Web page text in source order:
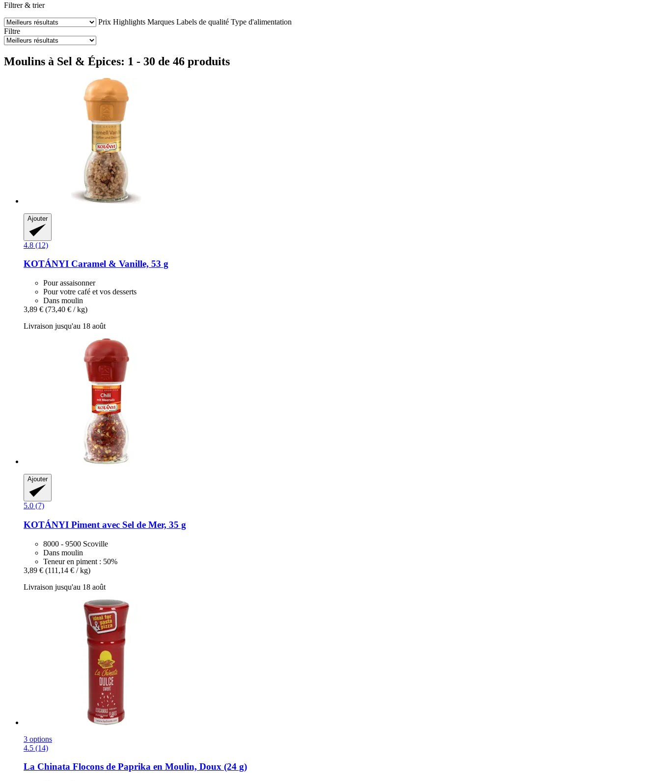
Filtrer & trier
Prix Highlights Marques Labels de qualité Type d'alimentation
Filtre
Moulins à Sel & Épices: 1 - 30 de 46 produits
Ajouter
4.8 (12)
KOTÁNYI Caramel & Vanille, 53 g
Pour assaisonner
Pour votre café et vos desserts
Dans moulin
3,89 € (73,40 € / kg)
Livraison jusqu'au 18 août
Ajouter
5.0 (7)
KOTÁNYI Piment avec Sel de Mer, 35 g
8000 - 9500 Scoville
Dans moulin
Teneur en piment : 50%
3,89 € (111,14 € / kg)
Livraison jusqu'au 18 août
3 options
4.5 (14)
La Chinata Flocons de Paprika en Moulin, Doux (24 g)